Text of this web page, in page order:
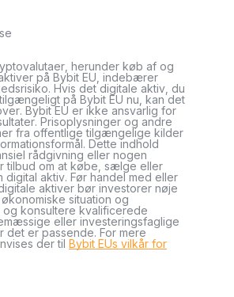
herunder køb af og
på Bybit EU, indebærer
Hvis det digitale aktiv, du
på Bybit EU nu, kan det
Bybit EU er ikke ansvarlig for
Prisoplysninger og andre
fra offentlige tilgængelige kilder
Dette indhold
rådgivning eller nogen
tilbud om at købe, sælge eller
aktiv. Før handel med eller
aktiver bør investorer nøje
situation og
konsultere kvalificerede
eller investeringsfaglige
det er passende. For mere
der til Bybit EUs vilkår for